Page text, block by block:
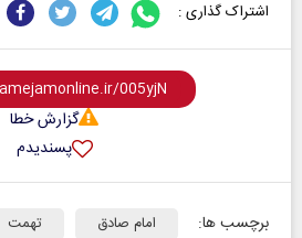
اشتراک گذاری :
گزارش خطا
پسندیدم
برچسب ها: امام صادق تهمت